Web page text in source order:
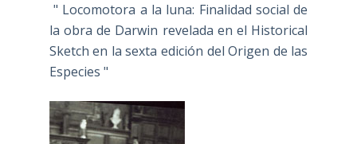
" Locomotora a la luna: Finalidad social de
la obra de Darwin revelada en el Historical
Sketch en la sexta edición del Origen de las
Especies "